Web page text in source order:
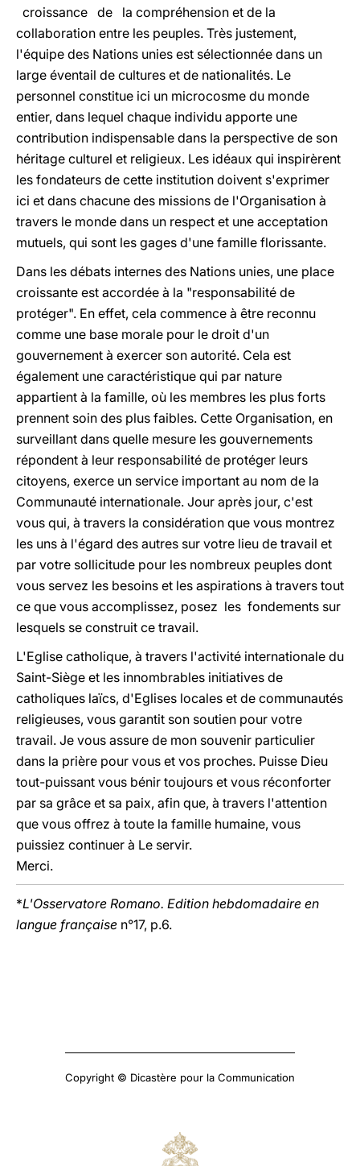
croissance de la compréhension et de la
collaboration entre les peuples. Très justement,
l'équipe des Nations unies est sélectionnée dans un
large éventail de cultures et de nationalités. Le
personnel constitue ici un microcosme du monde
entier, dans lequel chaque individu apporte une
contribution indispensable dans la perspective de son
héritage culturel et religieux. Les idéaux qui inspirèrent
les fondateurs de cette institution doivent s'exprimer
ici et dans chacune des missions de l'Organisation à
travers le monde dans un respect et une acceptation
mutuels, qui sont les gages d'une famille florissante.
Dans les débats internes des Nations unies, une place
croissante est accordée à la "responsabilité de
protéger". En effet, cela commence à être reconnu
comme une base morale pour le droit d'un
gouvernement à exercer son autorité. Cela est
également une caractéristique qui par nature
appartient à la famille, où les membres les plus forts
prennent soin des plus faibles. Cette Organisation, en
surveillant dans quelle mesure les gouvernements
répondent à leur responsabilité de protéger leurs
citoyens, exerce un service important au nom de la
Communauté internationale. Jour après jour, c'est
vous qui, à travers la considération que vous montrez
les uns à l'égard des autres sur votre lieu de travail et
par votre sollicitude pour les nombreux peuples dont
vous servez les besoins et les aspirations à travers tout
ce que vous accomplissez, posez les fondements sur
lesquels se construit ce travail.
L'Eglise catholique, à travers l'activité internationale du
Saint-Siège et les innombrables initiatives de
catholiques laïcs, d'Eglises locales et de communautés
religieuses, vous garantit son soutien pour votre
travail. Je vous assure de mon souvenir particulier
dans la prière pour vous et vos proches. Puisse Dieu
tout-puissant vous bénir toujours et vous réconforter
par sa grâce et sa paix, afin que, à travers l'attention
que vous offrez à toute la famille humaine, vous
puissiez continuer à Le servir.
Merci.
*L'Osservatore Romano. Edition hebdomadaire en
langue française n°17, p.6.
Copyright © Dicastère pour la Communication